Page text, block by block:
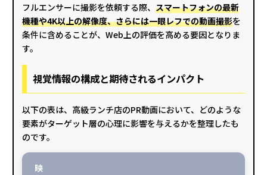
フルエンサーに撮影を依頼する際、 スマートフォンの最新
機種や4K以上の解像度、さらには一眼レフでの動画撮影を
条件に含めることが、Web上の評価を高める要因となりま
す。
視覚情報の構成と期待されるインパクト
以下の表は、高級ランチ店のPR動画において、どのような
要素がターゲット層の心理に影響を与えるかを整理したも
のです。
映